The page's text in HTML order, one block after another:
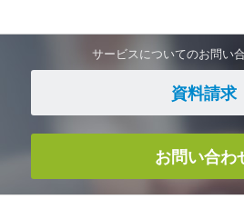
サービスについてのお問い
資料請求
お問い合わ